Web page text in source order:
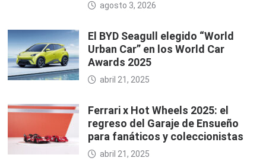
agosto 3, 2026
El BYD Seagull elegido “World
Urban Car” en los World Car
Awards 2025
abril 21, 2025
Ferrari x Hot Wheels 2025: el
regreso del Garaje de Ensueño
para fanáticos y coleccionistas
abril 21, 2025